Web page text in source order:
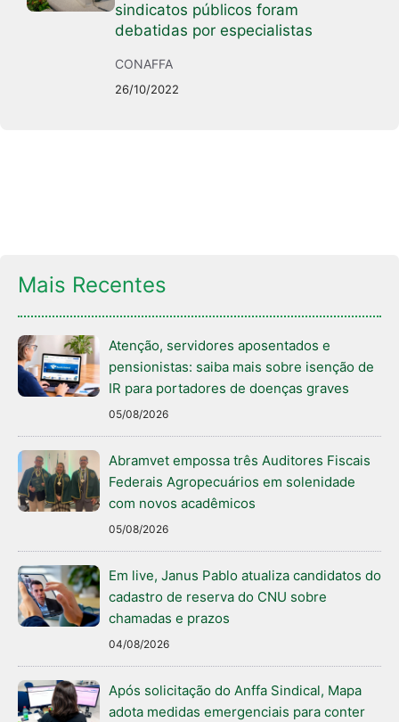
sindicatos públicos foram
debatidas por especialistas
CONAFFA
26/10/2022
Mais Recentes
Atenção, servidores aposentados e
pensionistas: saiba mais sobre isenção de
IR para portadores de doenças graves
05/08/2026
Abramvet empossa três Auditores Fiscais
Federais Agropecuários em solenidade
com novos acadêmicos
05/08/2026
Em live, Janus Pablo atualiza candidatos do
cadastro de reserva do CNU sobre
chamadas e prazos
04/08/2026
Após solicitação do Anffa Sindical, Mapa
adota medidas emergenciais para conter